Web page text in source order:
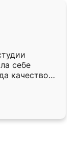
себе
качеством
уже почти